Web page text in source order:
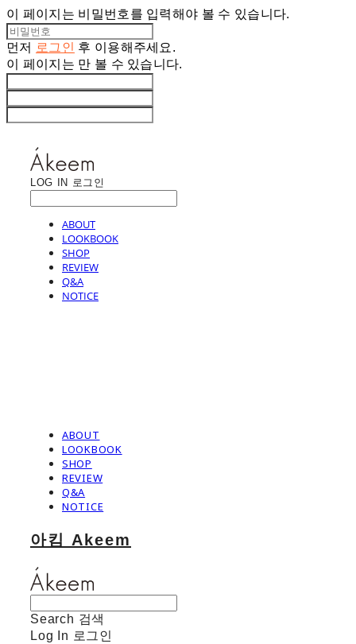
이 페이지는 비밀번호를 입력해야 볼 수 있습니다.
먼저 로그인 후 이용해주세요.
이 페이지는 만 볼 수 있습니다.
LOG IN 로그인
ABOUT
LOOKBOOK
SHOP
REVIEW
Q&A
NOTICE
ABOUT
LOOKBOOK
SHOP
REVIEW
Q&A
NOTICE
아킴 Akeem
Search 검색
Log In 로그인